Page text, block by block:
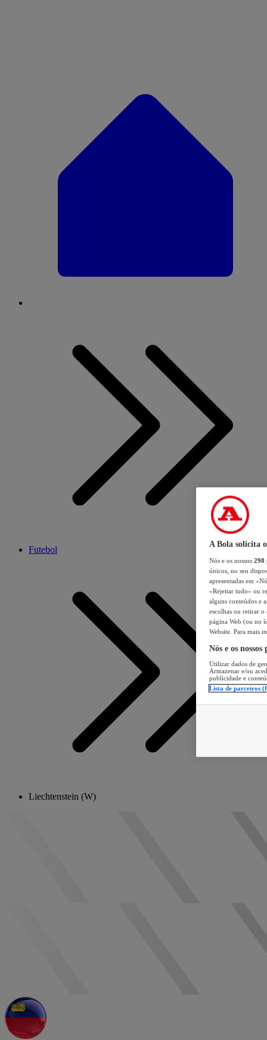
Futebol
Liechtenstein (W)
A Bola solicita
Nós e os nossos 298
únicos, no seu
apresentadas em
«Rejeitar tudo» ou
alguns conteúdos e
escolhas ou retirar
página Web (ou no
Website. Para mais
Nós e os
Utilizar dados de
Armazenar e/ou
publicidade e
Lista de parceiros